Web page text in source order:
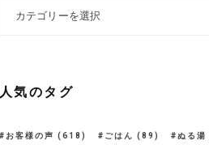
人気のタグ
お客様の声 (618) ごはん (89) ぬる湯